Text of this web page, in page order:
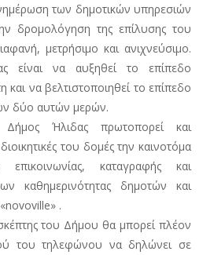
των δημοτικών υπηρεσιών
δρομολόγηση της επίλυσης του
μετρήσιμο και ανιχνεύσιμο.
είναι να αυξηθεί το επίπεδο
να βελτιστοποιηθεί το επίπεδο
δύο αυτών μερών.
Ήλιδας πρωτοπορεί και
του δομές την καινοτόμα
επικοινωνίας, καταγραφής και
καθημερινότητας δημοτών και
.
του Δήμου θα μπορεί πλέον
του τηλεφώνου να δηλώνει σε